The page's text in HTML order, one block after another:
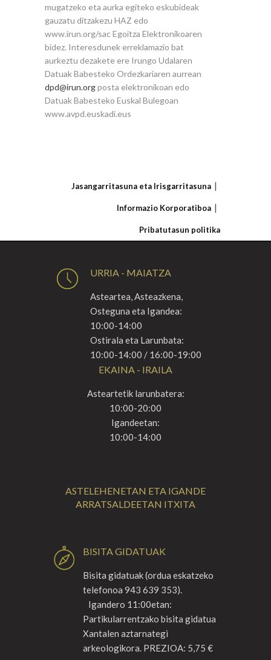
mugatzeko eta aurka egiteko eskubideak
gauzatu ditzakezu HAZ edo
www.irun.org/sac Egoitza Elektronikoaren
bidez. Interesdunek erreklamazio bat
aurkeztu dezakete ere Irungo Udalaren
Datuak Babesteko Ordezkariaren aurrean
dpd@irun.orgposta elektronikoan edo
Datuak Babesteko Euskal Bulegoan
www.avpd.euskadi.eus
Jasangarritasuna eta Irisgarritasuna
Informazio Korporatiboa
Pribatutasun politika
URRIA - MAIATZA
Asteartea, Asteazkena,
Osteguna eta Igandea:
10:00-14:00
Ostirala eta Larunbata:
10:00-14:00 / 16:00-19:00
EKAINA - IRAILA
Asteartetik larunbatera:
10:00-20:00
Igandeetan:
10:00-14:00
ASTELEHENETAN ETA IGANDE
ARRATSALDEETAN ITXITA
BISITA GIDATUAK
Bisita gidatuak (ordua eskatzeko
telefonoa 943 639 353).
Igandero 11:00etan:
Partikularrentzako bisita gidatua
Xantalen aztarnategi
arkeologikora. PREZIOA: 5,75 €